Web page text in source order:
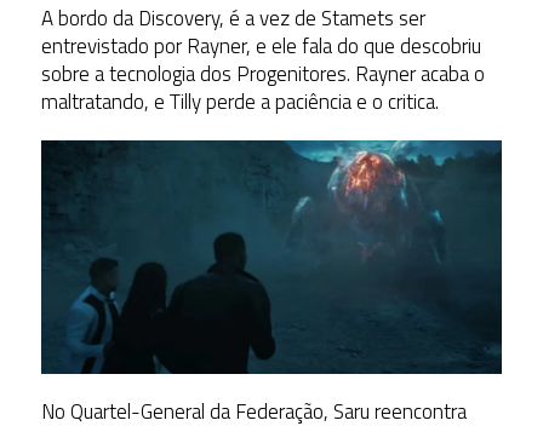
A bordo da Discovery, é a vez de Stamets ser
entrevistado por Rayner, e ele fala do que descobriu
sobre a tecnologia dos Progenitores. Rayner acaba o
maltratando, e Tilly perde a paciência e o critica.
No Quartel-General da Federação, Saru reencontra